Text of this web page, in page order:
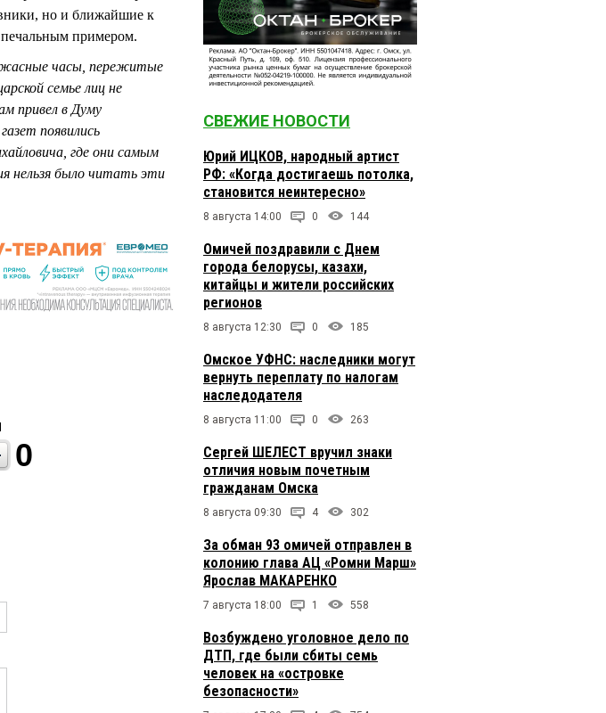
но и ближайшие к
примером.
часы, пережитые
семье лиц не
привел в Думу
появились
где они самым
нельзя было читать эти
0
СВЕЖИЕ НОВОСТИ
Юрий ИЦКОВ, народный артист
РФ: «Когда достигаешь потолка,
становится неинтересно»
8 августа 14:00 0 144
Омичей поздравили с Днем
города белорусы, казахи,
китайцы и жители российских
регионов
8 августа 12:30 0 185
Омское УФНС: наследники могут
вернуть переплату по налогам
наследодателя
8 августа 11:00 0 263
Сергей ШЕЛЕСТ вручил знаки
отличия новым почетным
гражданам Омска
8 августа 09:30 4 302
За обман 93 омичей отправлен в
колонию глава АЦ «Ромни Марш»
Ярослав МАКАРЕНКО
7 августа 18:00 1 558
Возбуждено уголовное дело по
ДТП, где были сбиты семь
человек на «островке
безопасности»